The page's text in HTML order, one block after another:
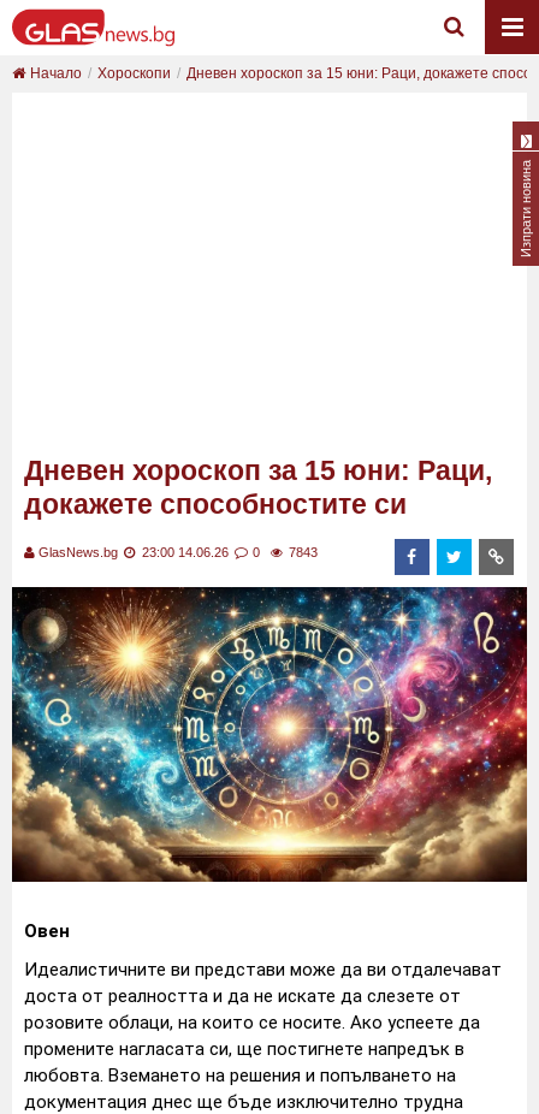
Начало Хороскопи Дневен хороскоп за 15 юни: Раци, докажете
Дневен хороскоп за 15 юни: Раци,
докажете способностите си
GlasNews.bg 23:00 14.06.26 0 7843
Овен
Идеалистичните ви представи може да ви отдалечават
доста от реалността и да не искате да слезете от
розовите облаци, на които се носите. Ако успеете да
промените нагласата си, ще постигнете напредък в
любовта. Вземането на решения и попълването на
документация днес ще бъде изключително трудна
Изпрати новина